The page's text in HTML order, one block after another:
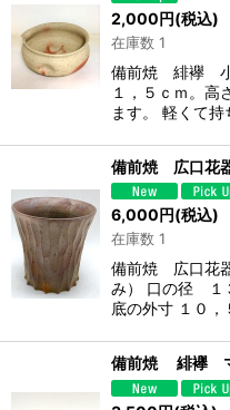
2,000円(税込)
在庫数 1
備前焼 緋襷 小
１，５ｃｍ。高
ます。 軽くて
備前焼 広口花
6,000円(税込)
在庫数 1
備前焼 広口花
み） 口の径 １
底の外寸 １０
備前焼 緋襷